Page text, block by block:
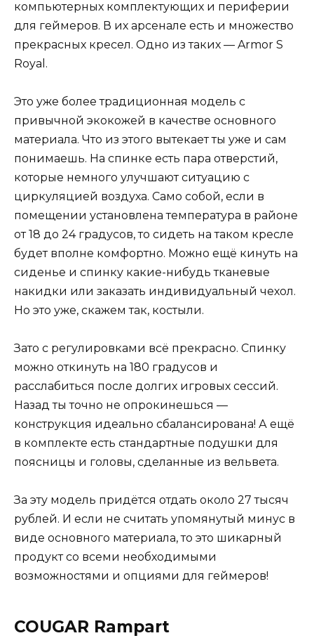
компьютерных комплектующих и периферии
для геймеров. В их арсенале есть и множество
прекрасных кресел. Одно из таких — Armor S
Royal.
Это уже более традиционная модель с
привычной экокожей в качестве основного
материала. Что из этого вытекает ты уже и сам
понимаешь. На спинке есть пара отверстий,
которые немного улучшают ситуацию с
циркуляцией воздуха. Само собой, если в
помещении установлена температура в районе
от 18 до 24 градусов, то сидеть на таком кресле
будет вполне комфортно. Можно ещё кинуть на
сиденье и спинку какие-нибудь тканевые
накидки или заказать индивидуальный чехол.
Но это уже, скажем так, костыли.
Зато с регулировками всё прекрасно. Спинку
можно откинуть на 180 градусов и
расслабиться после долгих игровых сессий.
Назад ты точно не опрокинешься —
конструкция идеально сбалансирована! А ещё
в комплекте есть стандартные подушки для
поясницы и головы, сделанные из вельвета.
За эту модель придётся отдать около 27 тысяч
рублей. И если не считать упомянутый минус в
виде основного материала, то это шикарный
продукт со всеми необходимыми
возможностями и опциями для геймеров!
COUGAR Rampart